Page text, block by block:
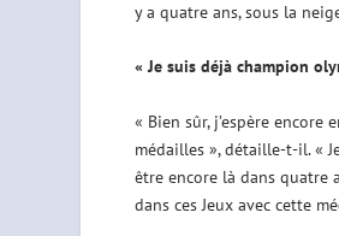
y a quatre ans, sous la
« Je suis déjà champion
« Bien sûr, j’espère encore
médailles », détaille-t-il. «
être encore là dans quatre
dans ces Jeux avec cette